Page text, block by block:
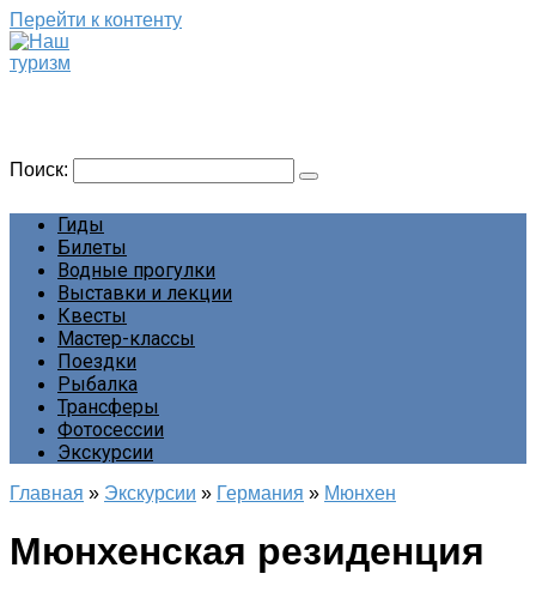
Перейти к контенту
Поиск:
Гиды
Билеты
Водные прогулки
Выставки и лекции
Квесты
Мастер-классы
Поездки
Рыбалка
Трансферы
Фотосессии
Экскурсии
Главная » Экскурсии » Германия » Мюнхен
Мюнхенская резиденция